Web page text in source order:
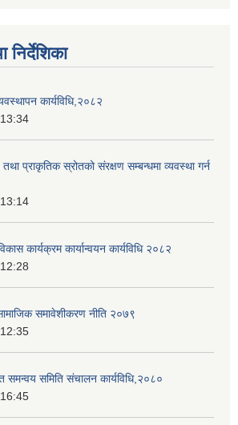
कार्यविधि,२०८२
प्राकृतिक स्रोतको संरक्षण सम्बन्धमा व्यवस्था गर्न
कार्यक्रम कार्यान्वयन कार्यविधि २०८२
समावेशीकरण नीति २०७९
समन्वय समिति संचालन कार्यविधि,२०८०